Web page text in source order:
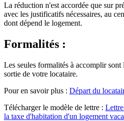
La réduction n'est accordée que sur
avec les justificatifs nécessaires, au
dont dépend le logement.
Formalités :
Les seules formalités à accomplir sont
sortie de votre locataire.
Pour en savoir plus : Départ du
Télécharger le modèle de lettre :
la taxe d'habitation d'un logement